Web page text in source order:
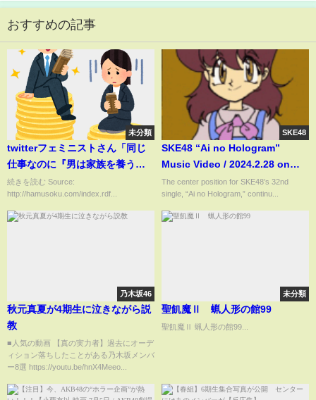
おすすめの記事
未分類
twitterフェミニストさん「同じ
仕事なのに『男は家族を養うか
ら』という建前で給料が高く設
定されてる」←正論パンチが飛
んでくる
続きを読む Source:
http://hamusoku.com/index.rdf...
SKE48
SKE48 “Ai no Hologram”
Music Video / 2024.2.28 on
sale
The center position for SKE48’s 32nd
single, “Ai no Hologram,” continu...
乃木坂46
秋元真夏が4期生に泣きながら説
教
■人気の動画 【真の実力者】過去にオーデ
ィション落ちしたことがある乃木坂メンバ
ー8選 https://youtu.be/hnX4Meeo...
未分類
聖飢魔Ⅱ 蝋人形の館99
聖飢魔Ⅱ 蝋人形の館99...